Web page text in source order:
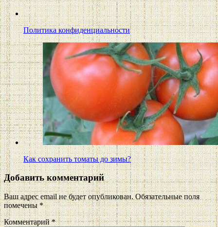
Политика конфиденциальности
Как сохранить томаты до зимы?
Добавить комментарий
Ваш адрес email не будет опубликован. Обязательные поля
помечены*
Комментарий*